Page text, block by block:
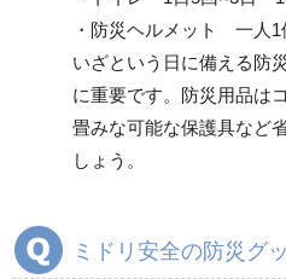
・防災ヘルメット 一人1
いざという日に備える防
に重要です。防災用品は
畳みな可能な保護具など
しょう。
ミドリ安全の防災グ